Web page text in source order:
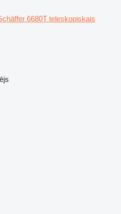
6680T teleskopiskais